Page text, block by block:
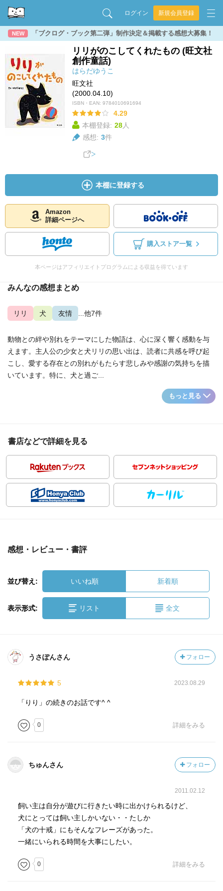
ログイン 新規会員登録
NEW 「ブクログ・ブック第二弾」制作決定＆掲載する感想大募集！
リリがのこしてくれたもの (旺文社
創作童話)
はらだゆうこ
旺文社
(2000.04.10)
ISBN・EAN: 9784010691694
4.29
本棚登録: 28人
感想: 3件
本棚に登録する
Amazon
詳細ページへ
購入ストア一覧
本ページはアフィリエイトプログラムによる収益を得ています
みんなの感想まとめ
リリ 犬 友情 ...他7件
動物との絆や別れをテーマにした物語は、心に深く響く感動を与
えます。主人公の少女と犬リリの思い出は、読者に共感を呼び起
こし、愛する存在との別れがもたらす悲しみや感謝の気持ちを描
いています。特に、犬と過ご...
もっと見る
書店などで詳細を見る
感想・レビュー・書評
並び替え: いいね順 新着順
表示形式: リスト 全文
うさぽんさん フォロー
5 2023.08.29
「りり」の続きのお話です^ ^
0 詳細をみる
ちゅんさん フォロー
2011.02.12
飼い主は自分が遊びに行きたい時に出かけられるけど、
犬にとっては飼い主しかいない・・たしか
「犬の十戒」にもそんなフレーズがあった。
一緒にいられる時間を大事にしたい。
0 詳細をみる